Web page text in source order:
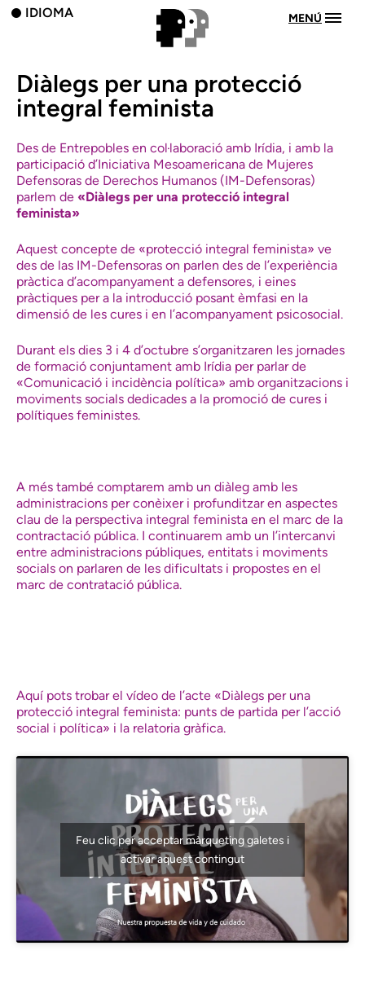
IDIOMA MENÚ
Diàlegs per una protecció
integral feminista
Des de Entrepobles en col·laboració amb Irídia, i amb la
participació d’Iniciativa Mesoamericana de Mujeres
Defensoras de Derechos Humanos (IM-Defensoras)
parlem de «Diàlegs per una protecció integral
feminista»
Aquest concepte de «protecció integral feminista» ve
des de las IM-Defensoras on parlen des de l’experiència
pràctica d’acompanyament a defensores, i eines
pràctiques per a la introducció posant èmfasi en la
dimensió de les cures i en l’acompanyament psicosocial.
Durant els dies 3 i 4 d’octubre s’organitzaren les jornades
de formació conjuntament amb Irídia per parlar de
«Comunicació i incidència política» amb organitzacions i
moviments socials dedicades a la promoció de cures i
polítiques feministes.
A més també comptarem amb un diàleg amb les
administracions per conèixer i profunditzar en aspectes
clau de la perspectiva integral feminista en el marc de la
contractació pública. I continuarem amb un l’intercanvi
entre administracions públiques, entitats i moviments
socials on parlaren de les dificultats i propostes en el
marc de contratació pública.
Aquí pots trobar el vídeo de l’acte «Diàlegs per una
protecció integral feminista: punts de partida per l’acció
social i política» i la relatoria gràfica.
Feu clic per acceptar màrqueting galetes i
activar aquest contingut